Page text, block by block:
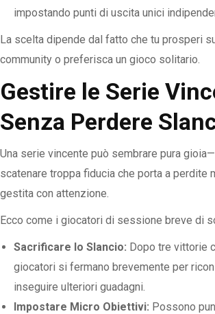
impostando punti di uscita unici
La scelta dipende dal fatto che tu prosperi
community o preferisca un gioco solitario.
Gestire le Serie
Senza Perdere
Una serie vincente può sembrare pura
scatenare troppa fiducia che porta a perdite
gestita con attenzione.
Ecco come i giocatori di sessione breve di
Sacrificare lo Slancio: Dopo tre vittorie
giocatori si fermano brevemente per
inseguire ulteriori guadagni.
Impostare Micro Obiettivi: Possono